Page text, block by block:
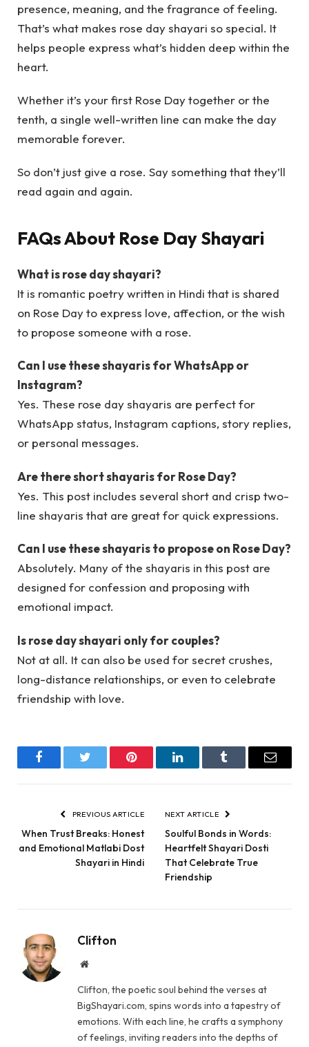
presence, meaning, and the fragrance of feeling.
That’s what makes rose day shayari so special. It
helps people express what’s hidden deep within the
heart.
Whether it’s your first Rose Day together or the
tenth, a single well-written line can make the day
memorable forever.
So don’t just give a rose. Say something that they’ll
read again and again.
FAQs About Rose Day Shayari
What is rose day shayari?
It is romantic poetry written in Hindi that is shared
on Rose Day to express love, affection, or the wish
to propose someone with a rose.
Can I use these shayaris for WhatsApp or
Instagram?
Yes. These rose day shayaris are perfect for
WhatsApp status, Instagram captions, story replies,
or personal messages.
Are there short shayaris for Rose Day?
Yes. This post includes several short and crisp two-
line shayaris that are great for quick expressions.
Can I use these shayaris to propose on Rose Day?
Absolutely. Many of the shayaris in this post are
designed for confession and proposing with
emotional impact.
Is rose day shayari only for couples?
Not at all. It can also be used for secret crushes,
long-distance relationships, or even to celebrate
friendship with love.
FacebookTwitter Pinterest LinkedInTumblr Email
PREVIOUS ARTICLE
When Trust Breaks: Honest
and Emotional Matlabi Dost
Shayari in Hindi
NEXT ARTICLE
Soulful Bonds in Words:
Heartfelt Shayari Dosti
That Celebrate True
Friendship
Clifton
Website
Clifton, the poetic soul behind the verses at
BigShayari.com, spins words into a tapestry of
emotions. With each line, he crafts a symphony
of feelings, inviting readers into the depths of